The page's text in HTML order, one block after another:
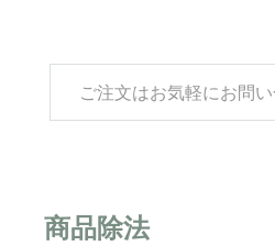
ご注文はお気軽にお問い
商品除法